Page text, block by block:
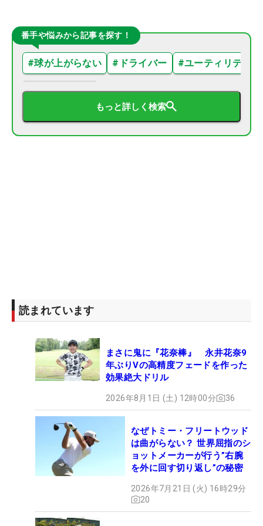
番手や悩みから記事を探す！
#球が上がらない # ドライバー #ユーティリティ
もっと詳しく検索
読まれています
まさに鬼に『花奈棒』 永井花奈9
年ぶりVの高精度フェードを作った
効果絶大ドリル
2026年8月1日 (土) 12時00分 36
なぜトミー・フリートウッド
は曲がらない？ 世界屈指のシ
ョットメーカーが行う”右腕
を外に回す切り返し”の秘密
2026年7月21日 (火) 16時29分
20